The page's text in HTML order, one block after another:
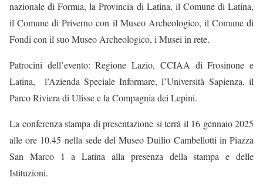
nazionale di Formia, la Provincia di Latina, il Comune di Latina,
il Comune di Priverno con il Museo Archeologico, il Comune di
Fondi con il suo Museo Archeologico, i Musei in rete.
Patrocini dell’evento: Regione Lazio, CCIAA di Frosinone e
Latina, l’Azienda Speciale Informare, l’Università Sapienza, il
Parco Riviera di Ulisse e la Compagnia dei Lepini.
La conferenza stampa di presentazione si terrà il 16 gennaio 2025
alle ore 10.45 nella sede del Museo Duilio Cambellotti in Piazza
San Marco 1 a Latina alla presenza della stampa e delle
Istituzioni.